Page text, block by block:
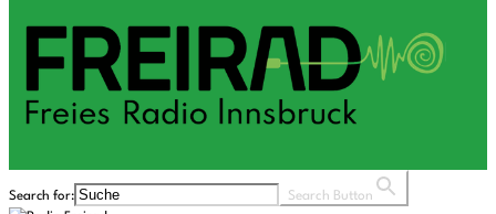
Search for: Search Button